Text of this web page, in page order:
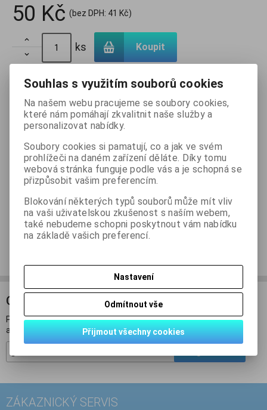
50 Kč (bez DPH: 41 Kč)


ks Koupit
Přidat do oblíbených Tisk
Skladem:12 ks
Podrobný popis
Dotaz na výrobek
ODBĚR NOVINEK
Přihlašte se k odběru novinek a buďte informováni o novinkách,
akcích a soutěžích.
ZÁKAZNICKÝ SERVIS
Souhlas s využitím souborů cookies
Na našem webu pracujeme se soubory cookies,
které nám pomáhají zkvalitnit naše služby a
personalizovat nabídky.
Soubory cookies si pamatují, co a jak ve svém
prohlížeči na daném zařízení děláte. Díky tomu
webová stránka funguje podle vás a je schopná se
přizpůsobit vašim preferencím.
Blokování některých typů souborů může mít vliv
na vaši uživatelskou zkušenost s naším webem,
také nebudeme schopni poskytnout vám nabídku
na základě vašich preferencí.
Nastavení
Odmítnout vše
Přijmout všechny cookies